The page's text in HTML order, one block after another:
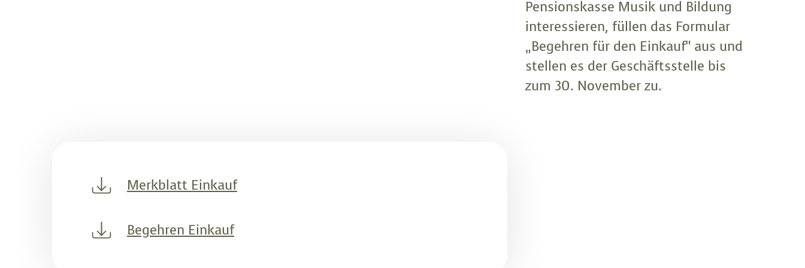
Pensionskasse Musik und Bildung
interessieren, füllen das Formular
„Begehren für den Einkauf“ aus und
stellen es der Geschäftsstelle bis
zum 30. November zu.
Merkblatt Einkauf
Begehren Einkauf